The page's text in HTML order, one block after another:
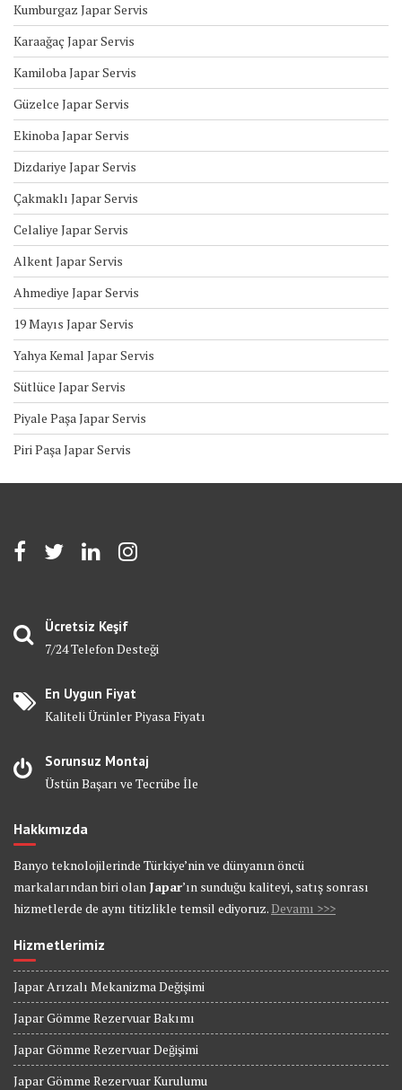
Kumburgaz Japar Servis
Karaağaç Japar Servis
Kamiloba Japar Servis
Güzelce Japar Servis
Ekinoba Japar Servis
Dizdariye Japar Servis
Çakmaklı Japar Servis
Celaliye Japar Servis
Alkent Japar Servis
Ahmediye Japar Servis
19 Mayıs Japar Servis
Yahya Kemal Japar Servis
Sütlüce Japar Servis
Piyale Paşa Japar Servis
Piri Paşa Japar Servis
Ücretsiz Keşif
7/24 Telefon Desteği
En Uygun Fiyat
Kaliteli Ürünler Piyasa Fiyatı
Sorunsuz Montaj
Üstün Başarı ve Tecrübe İle
Hakkımızda
Banyo teknolojilerinde Türkiye’nin ve dünyanın öncü
markalarından biri olan Japar’ın sunduğu kaliteyi, satış sonrası
hizmetlerde de aynı titizlikle temsil ediyoruz.Devamı >>>
Hizmetlerimiz
Japar Arızalı Mekanizma Değişimi
Japar Gömme Rezervuar Bakımı
Japar Gömme Rezervuar Değişimi
Japar Gömme Rezervuar Kurulumu